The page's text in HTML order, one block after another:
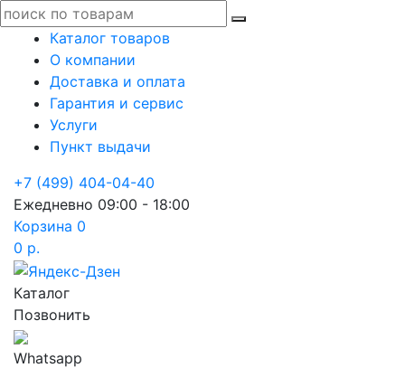
Каталог товаров
О компании
Доставка и оплата
Гарантия и сервис
Услуги
Пункт выдачи
+7 (499) 404-04-40
Ежедневно 09:00 - 18:00
Корзина 0
0 р.
Каталог
Позвонить
Whatsapp